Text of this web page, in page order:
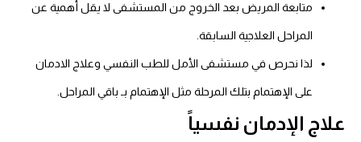
متابعة المريض بعد الخروج من المستشفى لا يقل أهمية عن
المراحل العلاجية السابقة.
لذا نحرص في مستشفى الأمل للطب النفسي وعلاج الادمان
على الإهتمام بتلك المرحلة مثل الإهتمام بـ باقي المراحل.
علاج الإدمان نفسياً